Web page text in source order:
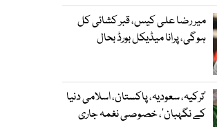
میر رضا علی کیس، قبر کشائی کل
ہوگی، پرانا میڈیکل بورڈ بحال
‘ترکیہ، سعودیہ، پاکستان، اسلامی دنیا
کے نگہبان’، خصوصی نغمہ جاری